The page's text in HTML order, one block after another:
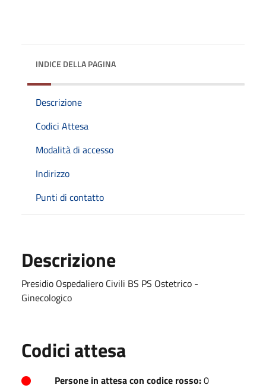
INDICE DELLA PAGINA
Descrizione
Codici Attesa
Modalità di accesso
Indirizzo
Punti di contatto
Descrizione
Presidio Ospedaliero Civili BS PS Ostetrico -
Ginecologico
Codici attesa
Persone in attesa con codice rosso:0